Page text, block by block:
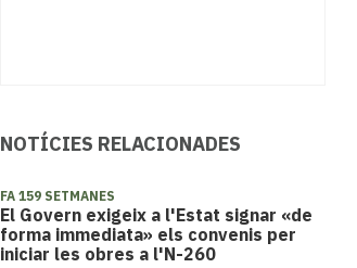
NOTÍCIES RELACIONADES
FA 159 SETMANES
El Govern exigeix a l'Estat signar «de
forma immediata» els convenis per
iniciar les obres a l'N-260